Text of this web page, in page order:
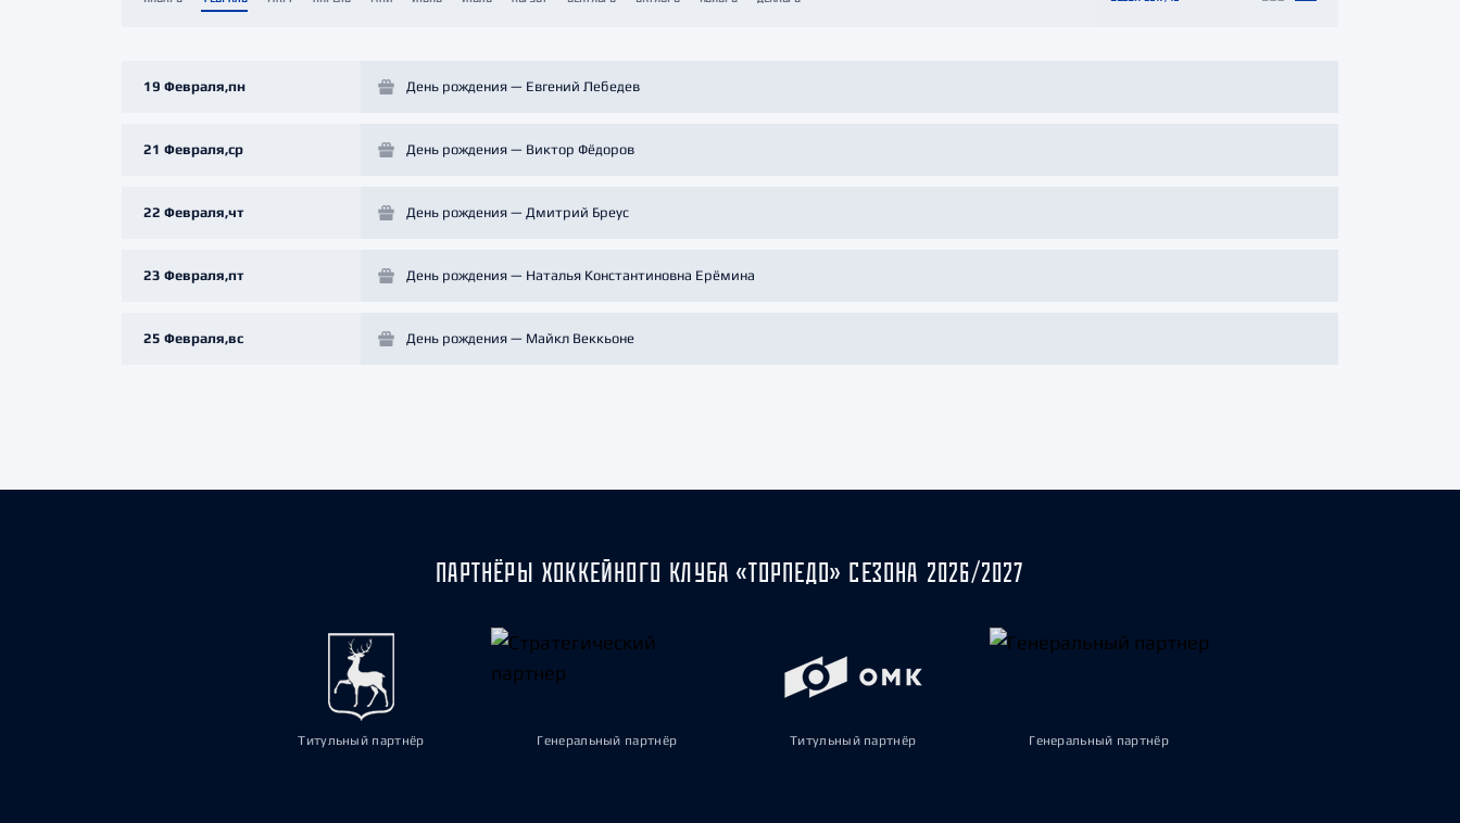
Салават Юлаев
19 Февраля,пн День рождения — Евгений Лебедев
21 Февраля,ср День рождения — Виктор Фёдоров
22 Февраля,чт День рождения — Дмитрий Бреус
23 Февраля,пт День рождения — Наталья Константиновна Ерёмина
25 Февраля,вс День рождения — Майкл Веккьоне
ПАРТНЁРЫ ХОККЕЙНОГО КЛУБА «ТОРПЕДО» СЕЗОНА 2026/2027
Титульный партнёр Генеральный партнёр Титульный партнёр Генеральный партнёр